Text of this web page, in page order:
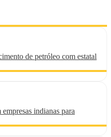
de petróleo com estatal
indianas para